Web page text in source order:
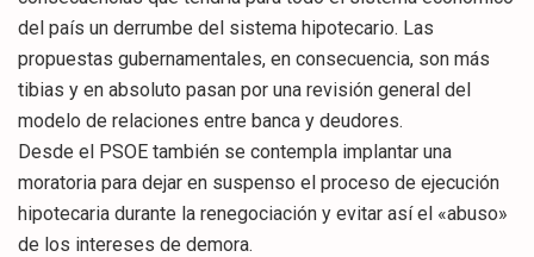
del país un derrumbe del sistema hipotecario. Las
propuestas gubernamentales, en consecuencia, son más
tibias y en absoluto pasan por una revisión general del
modelo de relaciones entre banca y deudores.
Desde el PSOE también se contempla implantar una
moratoria para dejar en suspenso el proceso de ejecución
hipotecaria durante la renegociación y evitar así el «abuso»
de los intereses de demora.